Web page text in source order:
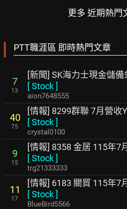
更多 近期熱門
PTT職涯區 即時熱門文章
7
13
[新聞] SK海力士現金儲
[Stock]
aion7648555
40
75
[情報] 8299群聯 7月營收
[Stock]
crystal0100
9
15
[情報] 8358 金居 115年7
[Stock]
trg21333333
11
17
[情報] 6183 關貿 115年7
[Stock]
BlueBird5566